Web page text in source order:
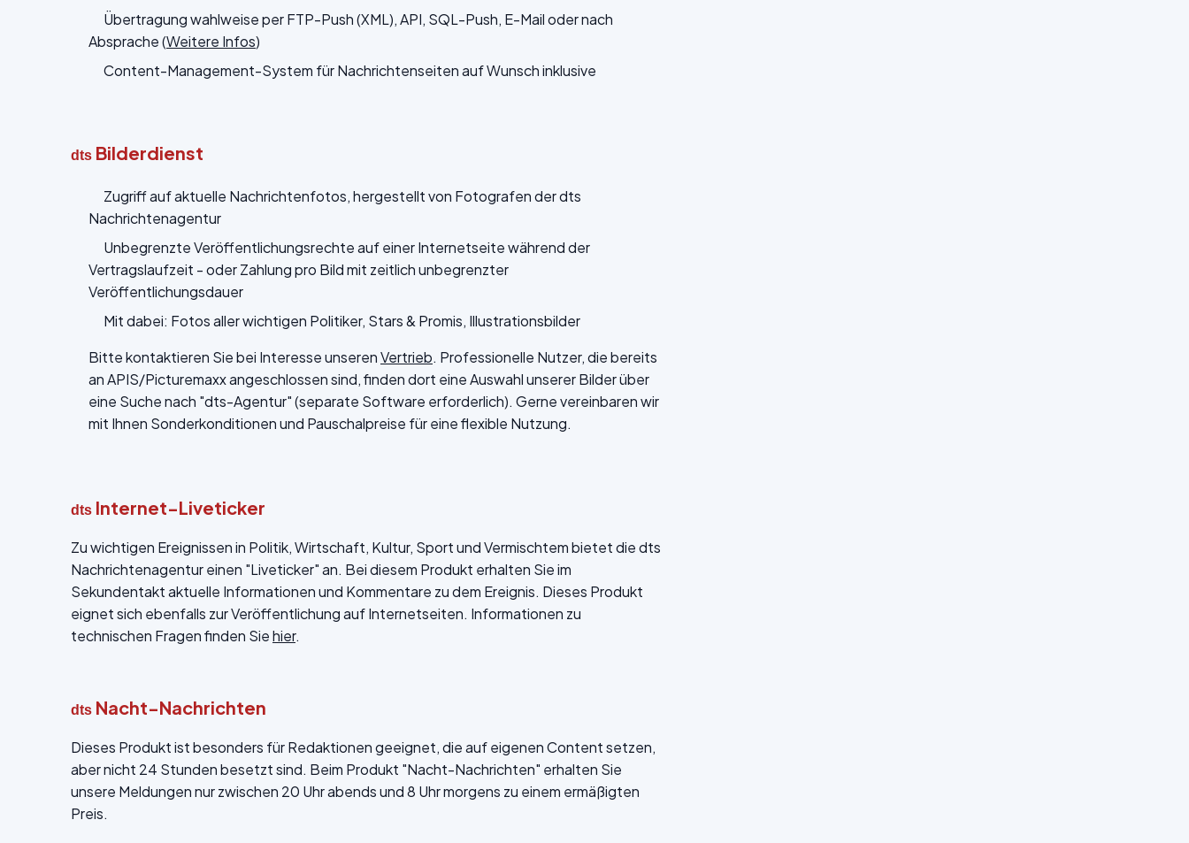
Übertragung wahlweise per FTP-Push (XML), API, SQL-Push, E-Mail oder nach
Absprache (Weitere Infos)
Content-Management-System für Nachrichtenseiten auf Wunsch inklusive
dts Bilderdienst
Zugriff auf aktuelle Nachrichtenfotos, hergestellt von Fotografen der dts
Nachrichtenagentur
Unbegrenzte Veröffentlichungsrechte auf einer Internetseite während der
Vertragslaufzeit - oder Zahlung pro Bild mit zeitlich unbegrenzter
Veröffentlichungsdauer
Mit dabei: Fotos aller wichtigen Politiker, Stars & Promis, Illustrationsbilder
Bitte kontaktieren Sie bei Interesse unserenVertrieb. Professionelle Nutzer, die bereits
an APIS/Picturemaxx angeschlossen sind, finden dort eine Auswahl unserer Bilder über
eine Suche nach "dts-Agentur" (separate Software erforderlich). Gerne vereinbaren wir
mit Ihnen Sonderkonditionen und Pauschalpreise für eine flexible Nutzung.
dts Internet-Liveticker
Zu wichtigen Ereignissen in Politik, Wirtschaft, Kultur, Sport und Vermischtem bietet die dts
Nachrichtenagentur einen "Liveticker" an. Bei diesem Produkt erhalten Sie im
Sekundentakt aktuelle Informationen und Kommentare zu dem Ereignis. Dieses Produkt
eignet sich ebenfalls zur Veröffentlichung auf Internetseiten. Informationen zu
technischen Fragen finden Siehier.
dts Nacht-Nachrichten
Dieses Produkt ist besonders für Redaktionen geeignet, die auf eigenen Content setzen,
aber nicht 24 Stunden besetzt sind. Beim Produkt "Nacht-Nachrichten" erhalten Sie
unsere Meldungen nur zwischen 20 Uhr abends und 8 Uhr morgens zu einem ermäßigten
Preis.